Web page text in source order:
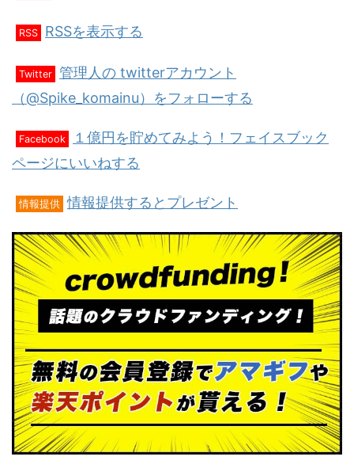
RSS RSSを表示する
Twitter 管理人の twitterアカウント
（@Spike_komainu）をフォローする
Facebook
１億円を貯めてみよう！フェイスブック
ページにいいねする
情報提供 情報提供するとプレゼント